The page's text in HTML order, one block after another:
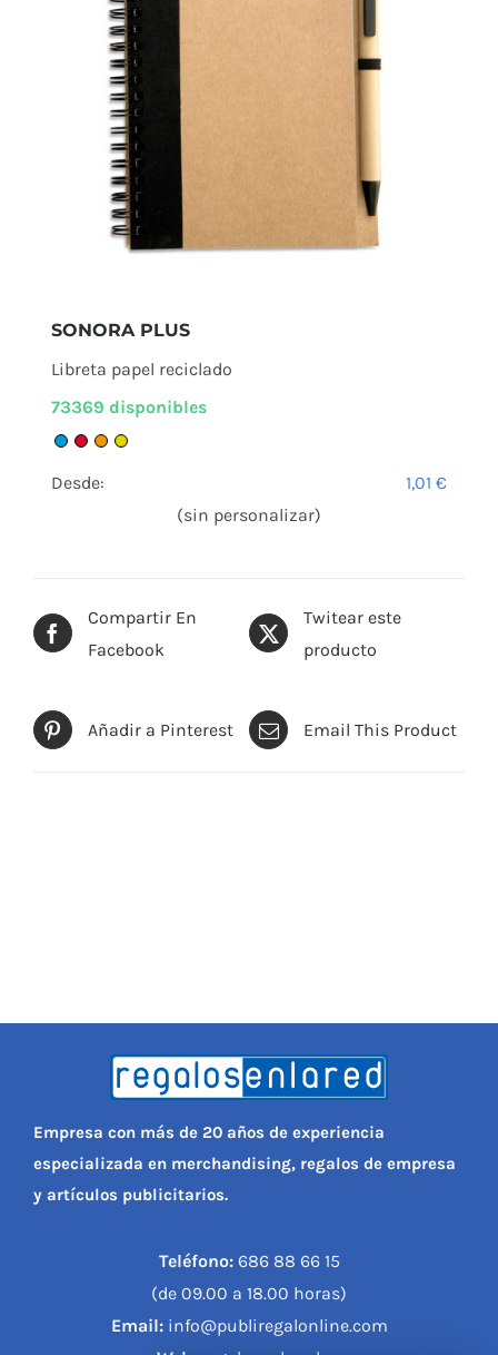
Compartir En
Facebook
Twitear este
producto
Añadir a Pinterest Email This Product
SONORA PLUS
Libreta papel reciclado
73369 disponibles
Desde: 1,01€
(sin personalizar)
Empresa con más de 20 años de experiencia
especializada en merchandising, regalos de empresa
y artículos publicitarios.
Teléfono:686 88 66 15
(de 09.00 a 18.00 horas)
Email:info@publiregalonline.com